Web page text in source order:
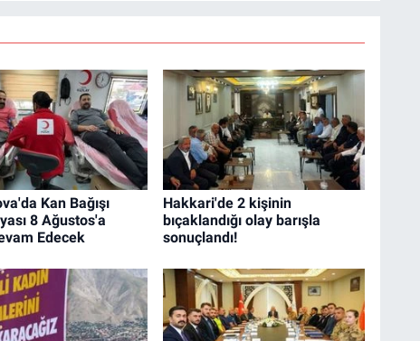
Kan Bağışı
8 Ağustos'a
Edecek
Hakkari'de 2 kişinin
bıçaklandığı olay barışla
sonuçlandı!